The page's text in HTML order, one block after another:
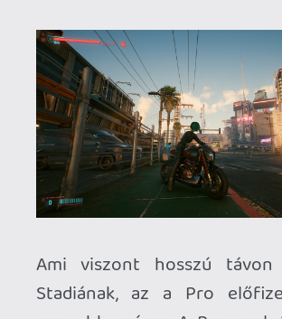
streamerekre és az ő nézőire kitalált
opció, a "crowd choice"-szal a nézők
dönthetik el, mi történjen a játékban, a
"crowd play"-ben pedig multiplayert lehet
játszani a streamerekkel - hogy ezekre
kíváncsi-e valaki, nem tudom...
Bár még csak 14 hónapja jelent meg a
Stadia (és nagyon sok régióban még
áresése most már inkább tűnik a jelenlegi
készletek kisöprésének, mintsem a
rendszer promójának. A Google rendkívül